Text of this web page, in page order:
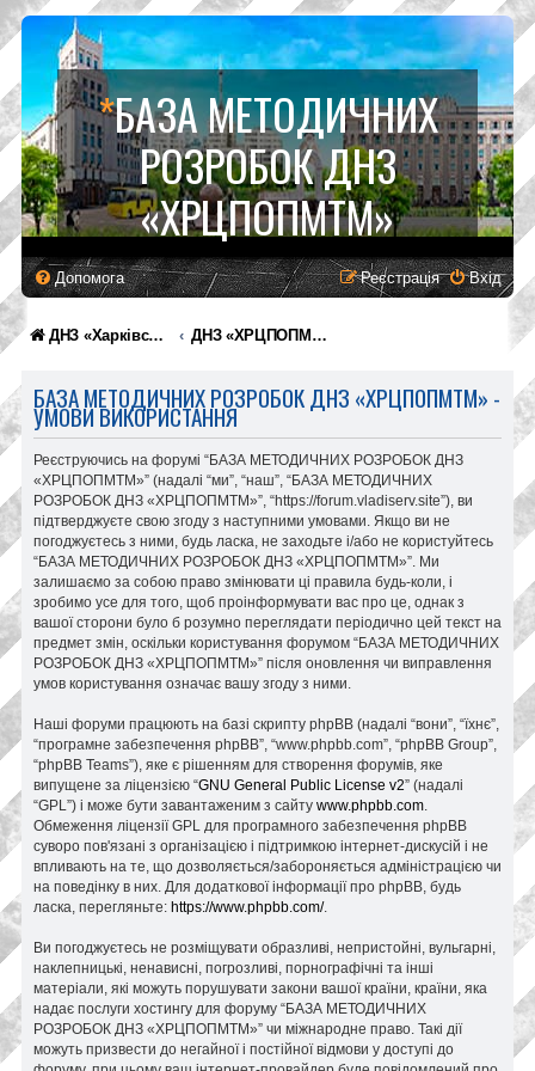
*БАЗА МЕТОДИЧНИХ
РОЗРОБОК ДНЗ
«ХРЦПОПМТМ»
Допомога Вхід
Реєстрація
ДНЗ «Харківський регіональний центр професійної освіти поліграфічних медіатехнологій та машинобудування» ДНЗ «ХРЦПОПМТМ»
БАЗА МЕТОДИЧНИХ РОЗРОБОК ДНЗ «ХРЦПОПМТМ» -
УМОВИ ВИКОРИСТАННЯ
Реєструючись на форумі “БАЗА МЕТОДИЧНИХ РОЗРОБОК ДНЗ
«ХРЦПОПМТМ»” (надалі “ми”, “наш”, “БАЗА МЕТОДИЧНИХ
РОЗРОБОК ДНЗ «ХРЦПОПМТМ»”, “https://forum.vladiserv.site”), ви
підтверджуєте свою згоду з наступними умовами. Якщо ви не
погоджуєтесь з ними, будь ласка, не заходьте і/або не користуйтесь
“БАЗА МЕТОДИЧНИХ РОЗРОБОК ДНЗ «ХРЦПОПМТМ»”. Ми
залишаємо за собою право змінювати ці правила будь-коли, і
зробимо усе для того, щоб проінформувати вас про це, однак з
вашої сторони було б розумно переглядати періодично цей текст на
предмет змін, оскільки користування форумом “БАЗА МЕТОДИЧНИХ
РОЗРОБОК ДНЗ «ХРЦПОПМТМ»” після оновлення чи виправлення
умов користування означає вашу згоду з ними.
Наші форуми працюють на базі скрипту phpBB (надалі “вони”, “їхнє”,
“програмне забезпечення phpBB”, “www.phpbb.com”, “phpBB Group”,
“phpBB Teams”), яке є рішенням для створення форумів, яке
випущене за ліцензією “GNU General Public License v2” (надалі
“GPL”) і може бути завантаженим з сайту www.phpbb.com
Обмеження ліцензії GPL для програмного забезпечення phpBB
суворо пов'язані з організацією і підтримкою інтернет-дискусій і не
впливають на те, що дозволяється/забороняється адміністрацією чи
на поведінку в них. Для додаткової інформації про phpBB, будь
ласка, перегляньте: https://www.phpbb.com/.
Ви погоджуєтесь не розміщувати образливі, непристойні, вульгарні,
наклепницькі, ненависні, погрозливі, порнографічні та інші
матеріали, які можуть порушувати закони вашої країни, країни, яка
надає послуги хостингу для форуму “БАЗА МЕТОДИЧНИХ
РОЗРОБОК ДНЗ «ХРЦПОПМТМ»” чи міжнародне право. Такі дії
можуть призвести до негайної і постійної відмови у доступі до